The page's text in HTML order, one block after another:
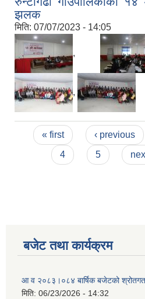
झलक
मिति: 07/07/2023 - 14:05
,
,
Pages
« first ‹ previous
4
5
बजेट तथा कार्यक्रम
आ व २०८३।०८४ बार्षिक बजेटको
मिति: 06/23/2026 - 14:32